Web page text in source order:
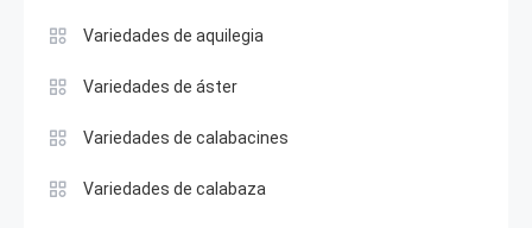
Variedades de aquilegia
Variedades de áster
Variedades de calabacines
Variedades de calabaza